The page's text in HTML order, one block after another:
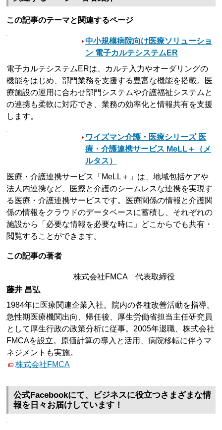
この記事のテーマと関連するページ
中小規模病院向け医療ソリューショ
ン 電子カルテシステムER
電子カルテシステムERは、カルテ入力やオーダリングの
機能をはじめ、部門業務を支援する豊富な機能を搭載。医
療施設の運用に合わせ部門システムや介護福祉システムと
の連携も柔軟に対応でき、業務の効率化と情報共有を支援
します。
ワイズマン介護・医療シリーズ 医
療・介護連携サービス MeLL＋（メ
ルタス）
医療・介護連携サービス「MeLL＋」は、地域包括ケアや
法人内連携など、医療と介護のシームレスな連携を実現す
る医療・介護連携サービスです。医療関係の情報と介護関
係の情報をクラウドのデータベースに蓄積し、それぞれの
施設から「必要な情報を必要な時に」どこからでも共有・
閲覧することができます。
この記事の著者
株式会社FMCA 代表取締役
藤井 昌弘
1984年に医療関連企業入社。院内の各種改善活動を指導。
急性期医療機関出向、帰任後、厚生労働省担当主任研究員
として厚生行政の政策分析に従事。2005年退職、株式会社
FMCAを設立。原価計算の導入と活用、病院移転に伴うマ
ネジメントも実施。
株式会社FMCA
公式Facebookにて、ビジネスに役立つさまざまな情
報を日々お届けしています！